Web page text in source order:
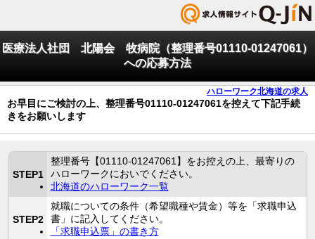
医療法人社団 北陽会 牧病院（整理番号01110-01247061）
への応募方法
ハローワーク北海道の求人
お早目にご検討の上、整理番号01110-01247061を控えて下記手続
きをお願いします
STEP1
整理番号【01110-01247061】をお控えの上、最寄りの
ハローワークにおいでください。
北海道のハローワーク一覧
STEP2
就職についての条件（希望職種や賃金）等を「求職申込
書」に記入してください。
「求職申込票」の書き方